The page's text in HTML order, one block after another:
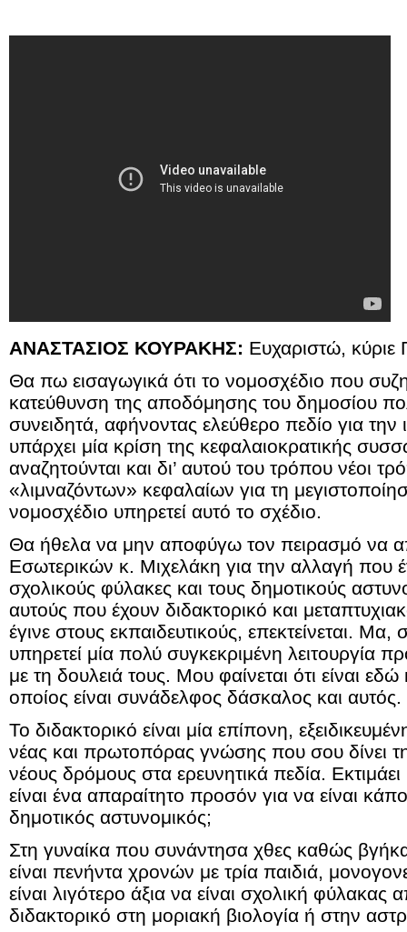
ΑΝΑΣΤΑΣΙΟΣ ΚΟΥΡΑΚΗΣ: Ευχαριστώ, κύριε
Θα πω εισαγωγικά ότι το νομοσχέδιο που
κατεύθυνση της αποδόμησης του δημοσίου
συνειδητά, αφήνοντας ελεύθερο πεδίο για
υπάρχει μία κρίση της κεφαλαιοκρατικής
αναζητούνται και δι’ αυτού του τρόπου νέοι
«λιμναζόντων» κεφαλαίων για τη
νομοσχέδιο υπηρετεί αυτό το σχέδιο.
Θα ήθελα να μην αποφύγω τον πειρασμό να
Εσωτερικών κ. Μιχελάκη για την αλλαγή που
σχολικούς φύλακες και τους δημοτικούς
αυτούς που έχουν διδακτορικό και
έγινε στους εκπαιδευτικούς, επεκτείνεται. Μα,
υπηρετεί μία πολύ συγκεκριμένη λειτουργία
με τη δουλειά τους. Μου φαίνεται ότι είναι
οποίος είναι συνάδελφος δάσκαλος και αυτός.
Το διδακτορικό είναι μία επίπονη,
νέας και πρωτοπόρας γνώσης που σου δίνει
νέους δρόμους στα ερευνητικά πεδία.
είναι ένα απαραίτητο προσόν για να είναι
δημοτικός αστυνομικός;
Στη γυναίκα που συνάντησα χθες καθώς
είναι πενήντα χρονών με τρία παιδιά,
είναι λιγότερο άξια να είναι σχολική φύλακας
διδακτορικό στη μοριακή βιολογία ή στην